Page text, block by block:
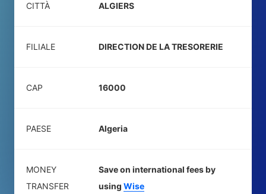
CITTÀ ALGIERS
FILIALE DIRECTION DE LA TRESORERIE
CAP 16000
PAESE Algeria
MONEY
TRANSFER
Save on international fees by
using Wise